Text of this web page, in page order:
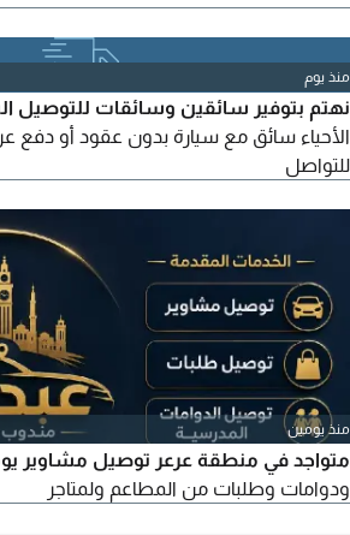
منذ يوم
نهتم بتوفير سائقين وسائقات للتوصيل
الأحياء سائق مع سيارة بدون عقود أو دفع
للتواصل
منذ يومين
متواجد في منطقة عرعر توصيل
ودوامات وطلبات من المطاعم ولمتاجر